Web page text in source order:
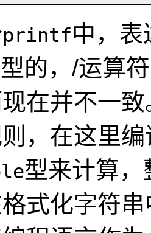
printf中，表
型的，/运算
在并不一
，在这里
型来计算
式化字符